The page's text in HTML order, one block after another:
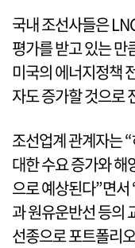
국내 조선사들은
평가를 받고 있는 만
미국의 에너지정책
자도 증가할 것으로
조선업계 관계자는
대한 수요 증가와 해
으로 예상된다”면
과 원유운반선 등의
선종으로 포트폴리